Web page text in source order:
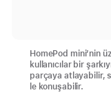
HomePod mini’nin
kullanıcılar bir
parçaya atlayabilir,
le konuşabilir.